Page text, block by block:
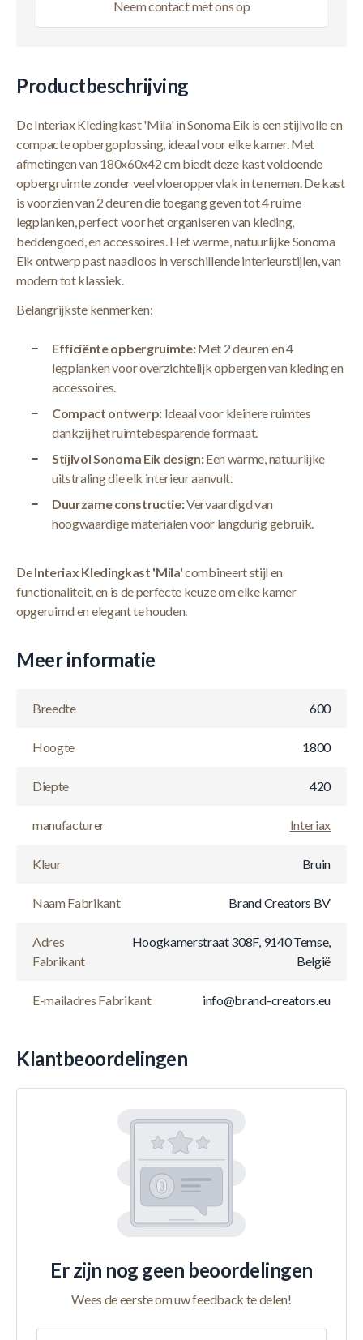
Neem contact met ons op
Productbeschrijving
De Interiax Kledingkast 'Mila' in Sonoma Eik is een stijlvolle en
compacte opbergoplossing, ideaal voor elke kamer. Met
afmetingen van 180x60x42 cm biedt deze kast voldoende
opbergruimte zonder veel vloeroppervlak in te nemen. De kast
is voorzien van 2 deuren die toegang geven tot 4 ruime
legplanken, perfect voor het organiseren van kleding,
beddengoed, en accessoires. Het warme, natuurlijke Sonoma
Eik ontwerp past naadloos in verschillende interieurstijlen, van
modern tot klassiek.
Belangrijkste kenmerken:
Efficiënte opbergruimte:Met 2 deuren en 4
legplanken voor overzichtelijk opbergen van kleding en
accessoires.
Compact ontwerp:Ideaal voor kleinere ruimtes
dankzij het ruimtebesparende formaat.
Stijlvol Sonoma Eik design:Een warme, natuurlijke
uitstraling die elk interieur aanvult.
Duurzame constructie:Vervaardigd van
hoogwaardige materialen voor langdurig gebruik.
DeInteriax Kledingkast 'Mila'combineert stijl en
functionaliteit, en is de perfecte keuze om elke kamer
opgeruimd en elegant te houden.
Meer informatie
Breedte 600
Hoogte 1800
Diepte 420
manufacturer Interiax
Kleur Bruin
Naam Fabrikant Brand Creators BV
Adres
Fabrikant
Hoogkamerstraat 308F, 9140 Temse,
België
E-mailadres Fabrikant info@brand-creators.eu
Klantbeoordelingen
Er zijn nog geen beoordelingen
Wees de eerste om uw feedback te delen!